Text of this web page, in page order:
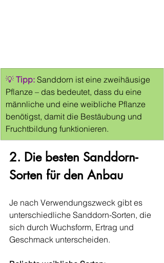
💡 Tipp: Sanddorn ist eine zweihäusige
Pflanze – das bedeutet, dass du eine
männliche und eine weibliche Pflanze
benötigst, damit die Bestäubung und
Fruchtbildung funktionieren.
2. Die besten Sanddorn-
Sorten für den Anbau
Je nach Verwendungszweck gibt es
unterschiedliche Sanddorn-Sorten, die
sich durch Wuchsform, Ertrag und
Geschmack unterscheiden.